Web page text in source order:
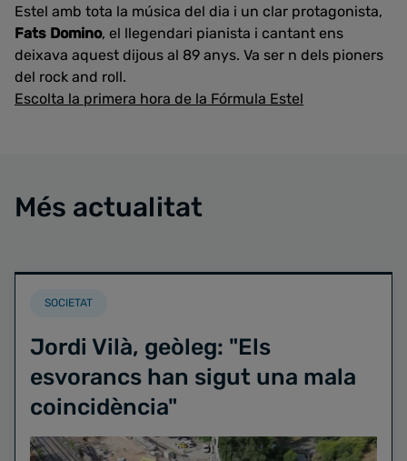
Estel amb tota la música del dia i un clar protagonista,
Fats Domino, el llegendari pianista i cantant ens
deixava aquest dijous al 89 anys. Va ser n dels pioners
del rock and roll.
Escolta la primera hora de la Fórmula Estel
Més actualitat
SOCIETAT
Jordi Vilà, geòleg: "Els
esvorancs han sigut una mala
coincidència"